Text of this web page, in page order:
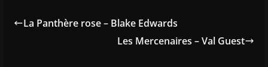
La Panthère rose – Blake Edwards
Les Mercenaires – Val Guest